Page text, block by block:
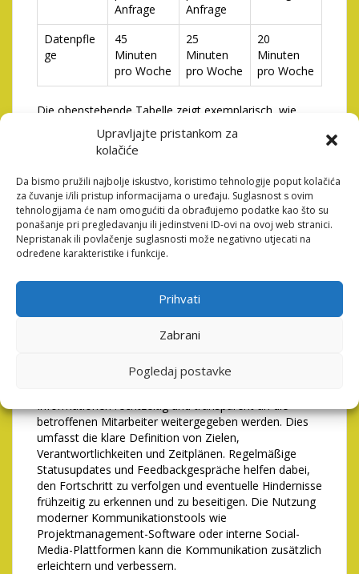
Upravljajte pristankom za
kolačiće
Da bismo pružili najbolje iskustvo, koristimo tehnologije poput kolačića
za čuvanje i/ili pristup informacijama o uređaju. Suglasnost s ovim
tehnologijama će nam omogućiti da obrađujemo podatke kao što su
ponašanje pri pregledavanju ili jedinstveni ID-ovi na ovoj web stranici.
Nepristanak ili povlačenje suglasnosti može negativno utjecati na
određene karakteristike i funkcije.
Prihvati
Zabrani
Pogledaj postavke
Anfrage
Anfrage
Datenpfle
ge
45
Minuten
pro Woche
25
Minuten
pro Woche
20
Minuten
pro Woche
Die obenstehende Tabelle zeigt exemplarisch, wie
durch eine detaillierte Prozessanalyse und die
Implementierung von Verbesserungsmaßnahmen Zeit
und Ressourcen eingespart werden können. Diese
Einsparungen können dann für andere wichtige
Aufgaben genutzt werden oder direkt zum
Unternehmenserfolg beitragen.
Effektive Kommunikation als
Grundlage für schnelle
entscheidend für die erfolgreiche Umsetzung von
Missverständnisse oder fehlende Informationen. Es ist
Informationen rechtzeitig und transparent an die
betroffenen Mitarbeiter weitergegeben werden. Dies
umfasst die klare Definition von Zielen,
Verantwortlichkeiten und Zeitplänen. Regelmäßige
Statusupdates und Feedbackgespräche helfen dabei,
den Fortschritt zu verfolgen und eventuelle Hindernisse
frühzeitig zu erkennen und zu beseitigen. Die Nutzung
moderner Kommunikationstools wie
Projektmanagement-Software oder interne Social-
Media-Plattformen kann die Kommunikation zusätzlich
erleichtern und verbessern.